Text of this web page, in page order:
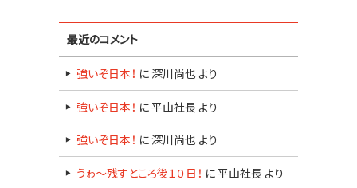
最近のコメント
強いぞ日本！ に 深川尚也 より
強いぞ日本！ に平山社長 より
強いぞ日本！ に 深川尚也 より
うゎ～残すところ後１０日！ に平山社長 より